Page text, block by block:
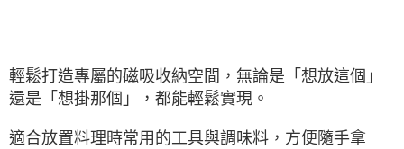
輕鬆打造專屬的磁吸收納空間，無論是「想放這個」
還是「想掛那個」，都能輕鬆實現。
適合放置料理時常用的工具與調味料，方便隨手拿